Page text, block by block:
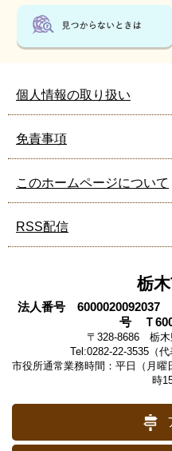
個人情報の取り扱い
免責事項
このホームページについて
RSS配信
栃
法人番号
号 Ｔ
〒328-8686 栃木
Tel:0282-22-3535（
市役所通常業務時間：平日（月
時